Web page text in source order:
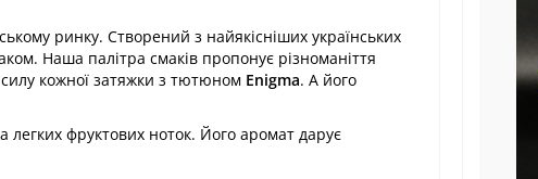
ринку. Створений з найякісніших українських
Наша палітра смаків пропонує різноманіття
кожної затяжки з тютюном Enigma. А його
фруктових ноток. Його аромат дарує